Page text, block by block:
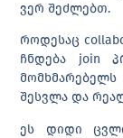
ვერ შეძლებთ.
როდესაც
ჩნდება join
შესვლა და
ეს დიდი